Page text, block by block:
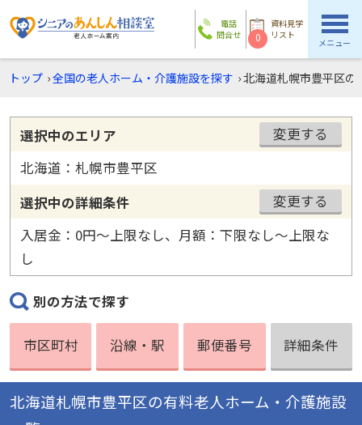
電話
問合せ
資料見学
リスト
0 メニュー
トップ ›全国の老人ホーム・介護施設を探す ›北海道札幌市豊平区の
選択中のエリア
変更する
北海道：札幌市豊平区
選択中の詳細条件
変更する
入居金：0円〜上限なし、月額：下限なし〜上限な
し
別の方法で探す
市区町村 沿線・駅 郵便番号 詳細条件
北海道札幌市豊平区の有料老人ホーム・介護施設